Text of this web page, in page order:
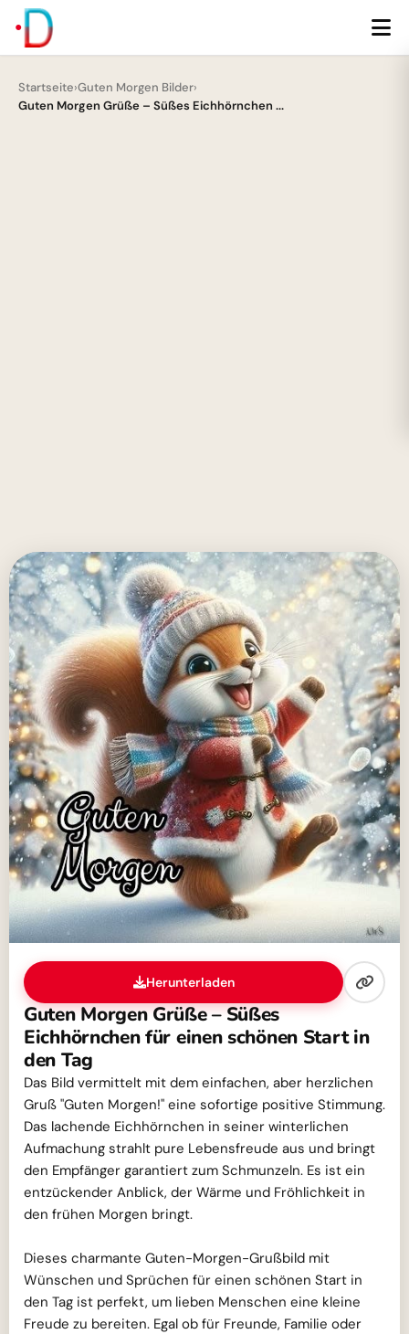
Startseite›Guten Morgen Bilder›
Guten Morgen Grüße – Süßes Eichhörnchen ...
Herunterladen
Guten Morgen Grüße – Süßes
Eichhörnchen für einen schönen Start in
den Tag
Das Bild vermittelt mit dem einfachen, aber herzlichen
Gruß "Guten Morgen!" eine sofortige positive Stimmung.
Das lachende Eichhörnchen in seiner winterlichen
Aufmachung strahlt pure Lebensfreude aus und bringt
den Empfänger garantiert zum Schmunzeln. Es ist ein
entzückender Anblick, der Wärme und Fröhlichkeit in
den frühen Morgen bringt.
Dieses charmante Guten-Morgen-Grußbild mit
Wünschen und Sprüchen für einen schönen Start in
den Tag ist perfekt, um lieben Menschen eine kleine
Freude zu bereiten. Egal ob für Freunde, Familie oder